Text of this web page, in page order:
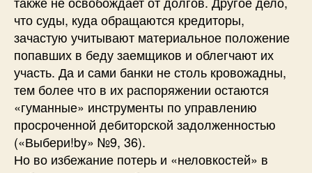
что суды, куда обращаются кредиторы,
зачастую учитывают материальное положение
попавших в беду заемщиков и облегчают их
участь. Да и сами банки не столь кровожадны,
тем более что в их распоряжении остаются
«гуманные» инструменты по управлению
просроченной дебиторской задолженностью
(«Выбери!by» №9, 36).
Но во избежание потерь и «неловкостей» в